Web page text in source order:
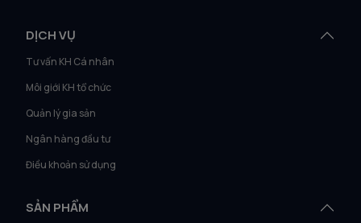
DỊCH VỤ
Tư vấn KH Cá nhân
Môi giới KH tổ chức
Quản lý gia sản
Ngân hàng đầu tư
Điều khoản sử dụng
SẢN PHẨM